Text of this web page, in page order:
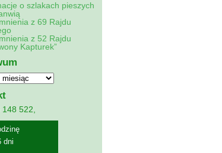
o szlakach pieszych
z 69 Rajdu
z 52 Rajdu
Kapturek”
522,
dni